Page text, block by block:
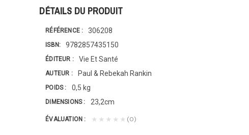
DÉTAILS DU PRODUIT
RÉFÉRENCE 306208
ISBN 9782857435150
ÉDITEUR Vie Et Santé
AUTEUR Paul & Rebekah Rankin
POIDS 0,5 kg
DIMENSIONS 23,2cm
ÉVALUATION ★★★★★ (0)